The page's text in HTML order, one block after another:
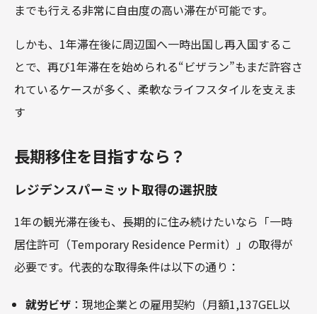
までも行える非常に自由度の高い滞在が可能です。
しかも、1年滞在後に周辺国へ一時出国し再入国するこ
とで、再び1年滞在を始められる“ビザラン”もまだ許容さ
れているケースが多く、柔軟なライフスタイルを支えま
す
長期移住を目指すなら？
レジデンスパーミット取得の選択肢
1年の観光滞在後も、長期的に住み続けたいなら「一時
居住許可（Temporary Residence Permit）」の取得が
必要です。代表的な取得条件は以下の通り：
就労ビザ ：現地企業との雇用契約（月額1,137GEL以